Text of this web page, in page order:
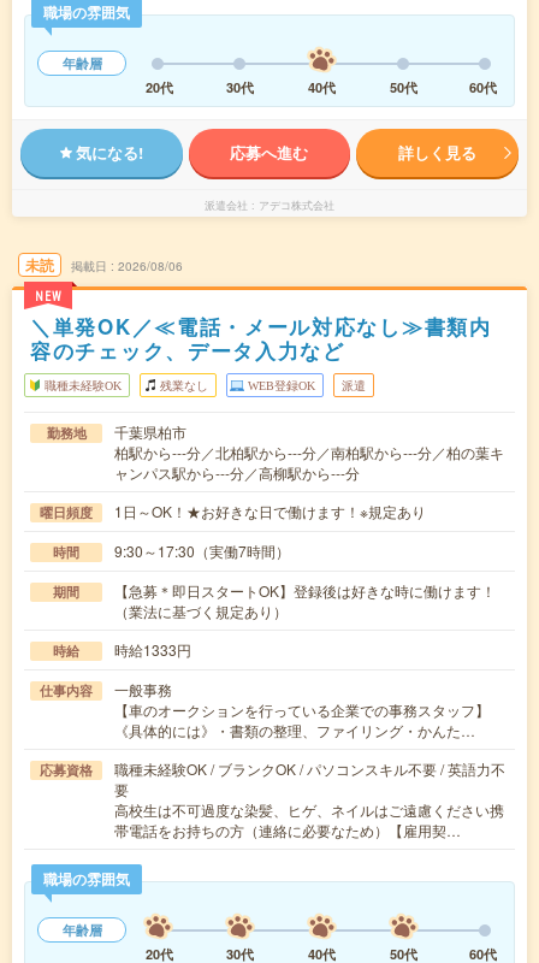
職場の雰囲気
年齢層
20代
30代 40代 50代 60代
気になる! 応募へ進む 詳しく見る
派遣会社 アデコ株式会社
未読
NEW
掲載日 2026/08/06
＼単発OK／≪電話・メール対応なし≫書類内
容のチェック、データ入力など
職種未経験OK 残業なし WEB登録OK 派遣
勤務地
千葉県柏市
柏駅から---分／北柏駅から---分／南柏駅から---分／柏の葉キ
ャンパス駅から---分／高柳駅から---分
曜日頻度 1日～OK！★お好きな日で働けます！※規定あり
時間 9:30～17:30（実働7時間）
期間
【急募＊即日スタートOK】登録後は好きな時に働けます！
（業法に基づく規定あり）
時給 時給1333円
仕事内容
一般事務
【車のオークションを行っている企業での事務スタッフ】
《具体的には》・書類の整理、ファイリング・かんた…
応募資格
職種未経験OK / ブランクOK / パソコンスキル不要 / 英語力不
要
高校生は不可過度な染髪、ヒゲ、ネイルはご遠慮ください携
帯電話をお持ちの方（連絡に必要なため）【雇用契…
職場の雰囲気
年齢層
20代
30代 40代 50代 60代